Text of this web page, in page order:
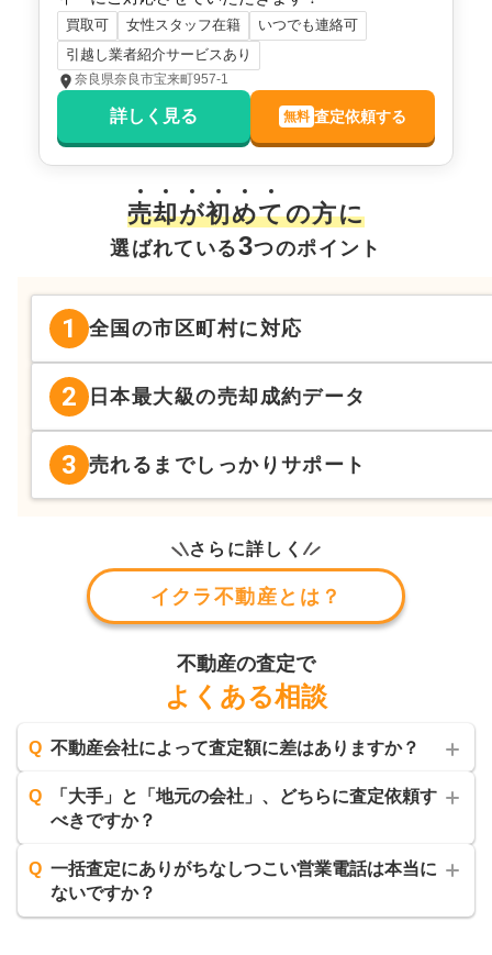
買取可 女性スタッフ在籍
いつでも連絡可
引越し業者紹介サービスあり
奈良県奈良市宝来町957-1
詳しく見る 無料 査定依頼する
売却が初めての方に
選ばれている3つのポイント
1 全国の市区町村に対応
2 日本最大級の売却成約データ
3 売れるまでしっかりサポート
さらに詳しく
イクラ不動産とは？
不動産の査定で
よくある相談
Q 不動産会社によって査定額に差はありますか？
Q
「大手」と「地元の会社」、どちらに査定依頼す
べきですか？
Q 一括査定にありがちなしつこい営業電話は本当に
ないですか？